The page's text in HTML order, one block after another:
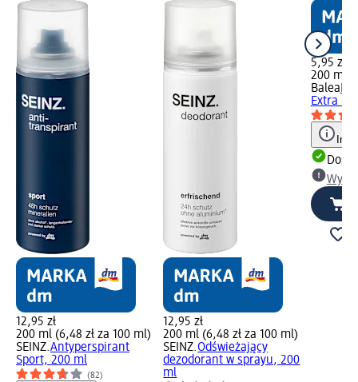
12,95 zł
200 ml (6,48 zł za 100 ml)
SEINZ.Antyperspirant
Sport, 200 ml
(82)
12,95 zł
200 ml (6,48 zł za 100 ml)
SEINZ.Odświeżający
dezodorant w sprayu, 200
ml
5,95 zł
200 ml
Balea
Extra